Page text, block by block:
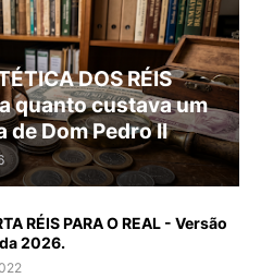
DOS RÉIS
quanto custava um
de Dom Pedro II
RÉIS PARA O REAL - Versão
2026.